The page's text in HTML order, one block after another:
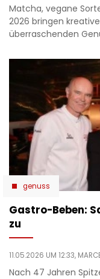
Matcha, vegane
2026 bringen
überraschenden
genuss
Gastro-Beben:
zu
11.05.2026 UM 12:33,
Nach 47 Jahren